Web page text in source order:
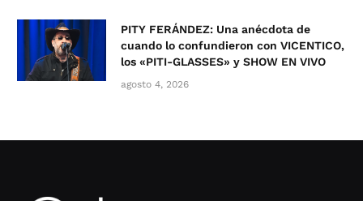
PITY FERÁNDEZ: Una anécdota de
cuando lo confundieron con VICENTICO,
los «PITI-GLASSES» y SHOW EN VIVO
agosto 4, 2026